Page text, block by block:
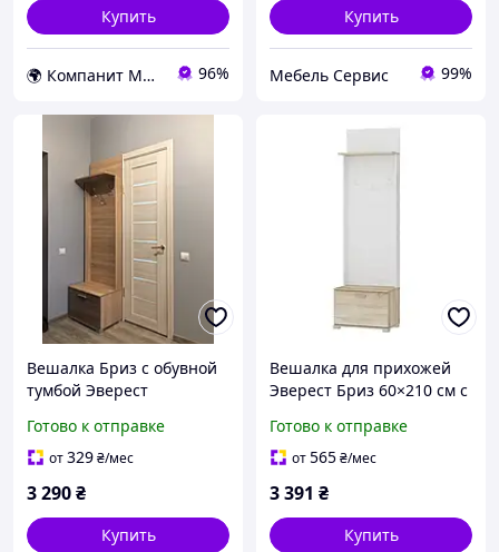
Купить
🌍 Компанит Мебель 96%
Купить
Мебель Сервис 99%
Вешалка Бриз с обувной
тумбой Эверест
Готово к отправке
от329₴/мес
3 290₴
Купить
Вешалка для прихожей
Эверест Бриз 60×210 см с
Готово к отправке
от565₴/мес
3 391 ₴
Купить